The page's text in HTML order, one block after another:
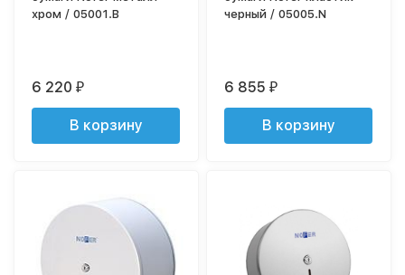
хром / 05001.B
6 220₽
В корзину
черный / 05005.N
6 855₽
В корзину